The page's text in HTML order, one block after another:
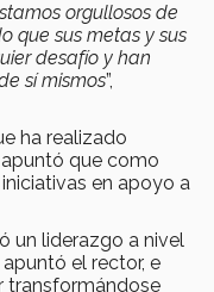
orgullosos de
que sus metas y sus
desafío y han
sí mismos”,
ha realizado
que como
en apoyo a
un liderazgo a nivel
el rector, e
transformándose